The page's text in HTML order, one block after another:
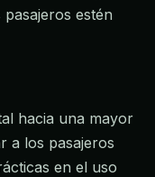
estén
hacia una mayor
a los pasajeros
en el uso